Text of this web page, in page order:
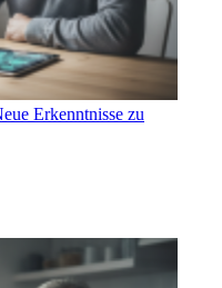
Erkenntnisse zu